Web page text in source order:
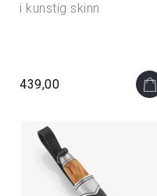
i kunstig skinn
439,00